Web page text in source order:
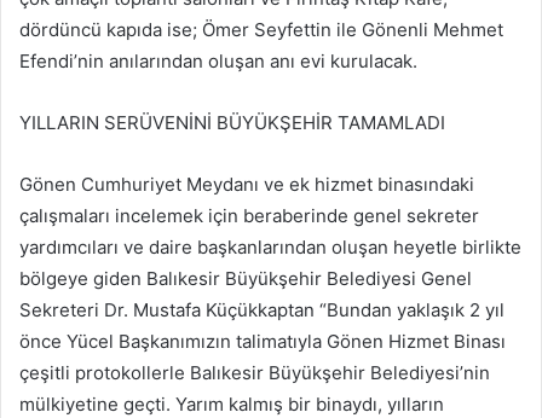
dördüncü kapıda ise; Ömer Seyfettin ile Gönenli Mehmet
Efendi’nin anılarından oluşan anı evi kurulacak.
YILLARIN SERÜVENİNİ BÜYÜKŞEHİR TAMAMLADI
Gönen Cumhuriyet Meydanı ve ek hizmet binasındaki
çalışmaları incelemek için beraberinde genel sekreter
yardımcıları ve daire başkanlarından oluşan heyetle birlikte
bölgeye giden Balıkesir Büyükşehir Belediyesi Genel
Sekreteri Dr. Mustafa Küçükkaptan “Bundan yaklaşık 2 yıl
önce Yücel Başkanımızın talimatıyla Gönen Hizmet Binası
çeşitli protokollerle Balıkesir Büyükşehir Belediyesi’nin
mülkiyetine geçti. Yarım kalmış bir binaydı, yılların